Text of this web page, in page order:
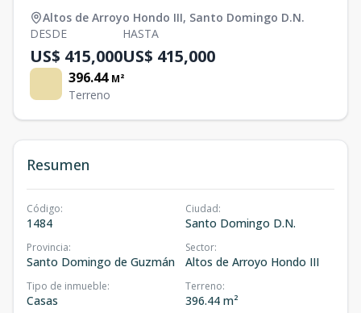
Altos de Arroyo Hondo III, Santo Domingo D.N.
DESDE
US$ 415,000
HASTA
US$ 415,000
396.44 M²
Terreno
Resumen
Código:
1484
Ciudad:
Santo Domingo D.N.
Provincia:
Santo Domingo de Guzmán
Sector:
Altos de Arroyo Hondo III
Tipo de inmueble:
Casas
Terreno:
396.44 m²